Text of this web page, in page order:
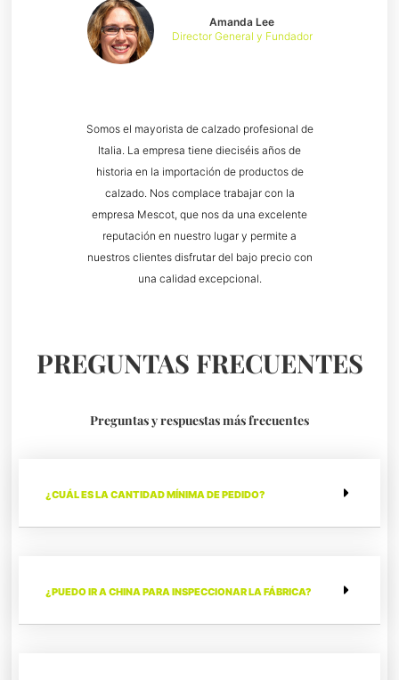
Somos el mayorista de calzado profesional de
Italia. La empresa tiene dieciséis años de
historia en la importación de productos de
calzado. Nos complace trabajar con la
empresa Mescot, que nos da una excelente
reputación en nuestro lugar y permite a
nuestros clientes disfrutar del bajo precio con
una calidad excepcional.
Amanda Lee
Director General y Fundador
PREGUNTAS FRECUENTES
Preguntas y respuestas más frecuentes
¿CUÁL ES LA CANTIDAD MÍNIMA DE PEDIDO?
¿PUEDO IR A CHINA PARA INSPECCIONAR LA FÁBRICA?